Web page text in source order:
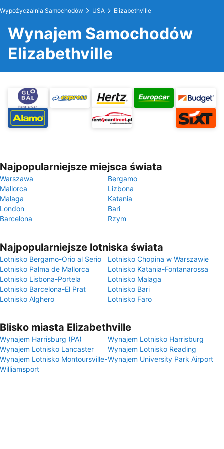
Wypożyczalnia Samochodów USA Elizabethville
Wynajem Samochodów
Elizabethville
Najpopularniejsze miejsca świata
Warszawa
Bergamo
Mallorca
Lizbona
Malaga
Katania
London
Bari
Barcelona
Rzym
Najpopularniejsze lotniska świata
Lotnisko Bergamo-Orio al Serio
Lotnisko Chopina w Warszawie
Lotnisko Palma de Mallorca
Lotnisko Katania-Fontanarossa
Lotnisko Lisbona-Portela
Lotnisko Malaga
Lotnisko Barcelona-El Prat
Lotnisko Bari
Lotnisko Alghero
Lotnisko Faro
Blisko miasta Elizabethville
Wynajem Harrisburg (PA)
Wynajem Lotnisko Harrisburg
Wynajem Lotnisko Lancaster
Wynajem Lotnisko Reading
Wynajem Lotnisko Montoursville-
Williamsport
Wynajem University Park Airport